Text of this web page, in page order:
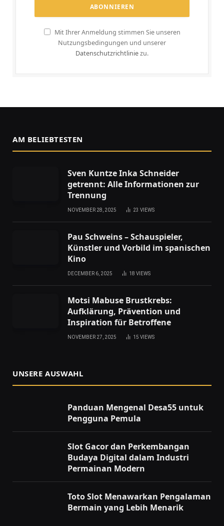
Mit Ihrer Anmeldung stimmen Sie unseren
Nutzungsbedingungen und unserer
Datenschutzrichtliniezu.
AM BELIEBTESTEN
Sven Kuntze Inka Schneider
getrennt: Alle Informationen zur
Trennung
NOVEMBER 28, 2025 23 VIEWS
Pau Schweins – Schauspieler,
Künstler und Vorbild im spanischen
Kino
DECEMBER 6, 2025 18 VIEWS
Motsi Mabuse Brustkrebs:
Aufklärung, Prävention und
Inspiration für Betroffene
NOVEMBER 27, 2025 15 VIEWS
UNSERE AUSWAHL
Panduan Mengenal Desa55 untuk
Pengguna Pemula
Slot Gacor dan Perkembangan
Budaya Digital dalam Industri
Permainan Modern
Toto Slot Menawarkan Pengalaman
Bermain yang Lebih Menarik